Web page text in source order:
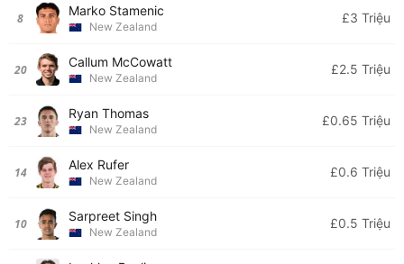
8 Marko Stamenic
New Zealand
£3 Triệu
20 Callum McCowatt
New Zealand
£2.5 Triệu
23 Ryan Thomas
New Zealand
£0.65 Triệu
14 Alex Rufer
New Zealand
£0.6 Triệu
10 Sarpreet Singh
New Zealand
£0.5 Triệu